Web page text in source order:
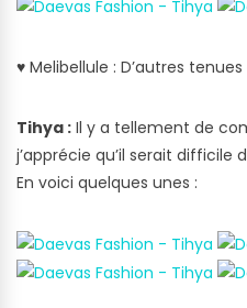
♥ Melibellule : D’autres
Tihya : Il y a tellement de
j’apprécie qu’il serait difficile
En voici quelques unes :